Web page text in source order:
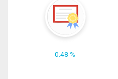
0.48 %